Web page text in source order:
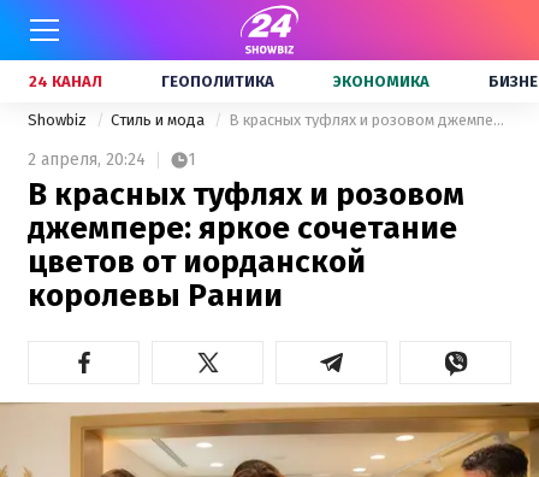
24 КАНАЛ ГЕОПОЛИТИКА ЭКОНОМИКА
Showbiz Стиль и мода В красных туфлях и розовом джемпере: яркое сочетание цветов от иорданской королевы Рании
2 апреля, 20:24 1
В красных туфлях и розовом
джемпере: яркое сочетание
цветов от иорданской
королевы Рании